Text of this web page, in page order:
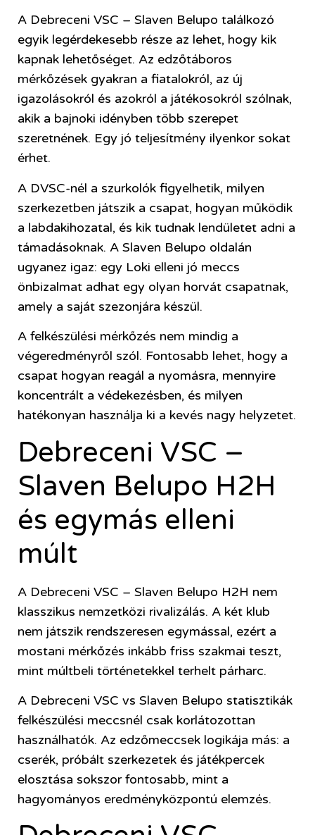
A Debreceni VSC – Slaven Belupo találkozó
egyik legérdekesebb része az lehet, hogy kik
kapnak lehetőséget. Az edzőtáboros
mérkőzések gyakran a fiatalokról, az új
igazolásokról és azokról a játékosokról szólnak,
akik a bajnoki idényben több szerepet
szeretnének. Egy jó teljesítmény ilyenkor sokat
érhet.
A DVSC-nél a szurkolók figyelhetik, milyen
szerkezetben játszik a csapat, hogyan működik
a labdakihozatal, és kik tudnak lendületet adni a
támadásoknak. A Slaven Belupo oldalán
ugyanez igaz: egy Loki elleni jó meccs
önbizalmat adhat egy olyan horvát csapatnak,
amely a saját szezonjára készül.
A felkészülési mérkőzés nem mindig a
végeredményről szól. Fontosabb lehet, hogy a
csapat hogyan reagál a nyomásra, mennyire
koncentrált a védekezésben, és milyen
hatékonyan használja ki a kevés nagy helyzetet.
Debreceni VSC –
Slaven Belupo H2H
és egymás elleni
múlt
A Debreceni VSC – Slaven Belupo H2H nem
klasszikus nemzetközi rivalizálás. A két klub
nem játszik rendszeresen egymással, ezért a
mostani mérkőzés inkább friss szakmai teszt,
mint múltbeli történetekkel terhelt párharc.
A Debreceni VSC vs Slaven Belupo statisztikák
felkészülési meccsnél csak korlátozottan
használhatók. Az edzőmeccsek logikája más: a
cserék, próbált szerkezetek és játékpercek
elosztása sokszor fontosabb, mint a
hagyományos eredményközpontú elemzés.